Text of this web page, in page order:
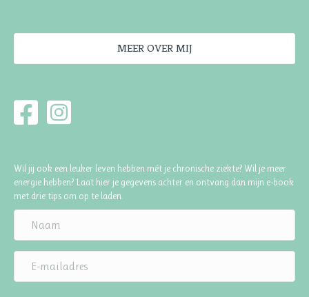
MEER OVER MIJ
Wil jij ook een leuker leven hebben mét je chronische ziekte? Wil je meer
energie hebben? Laat hier je gegevens achter en ontvang dan mijn e-book
met drie tips om op te laden.